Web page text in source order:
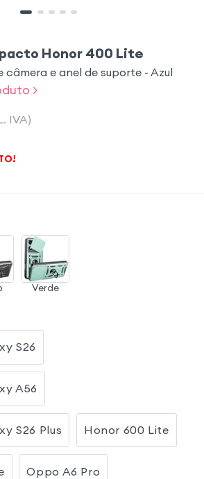
Honor 400 Lite
e anel de suporte - Azul
>
IVA)
Verde
S26
A56
S26 Plus Honor 600 Lite
Oppo A6 Pro